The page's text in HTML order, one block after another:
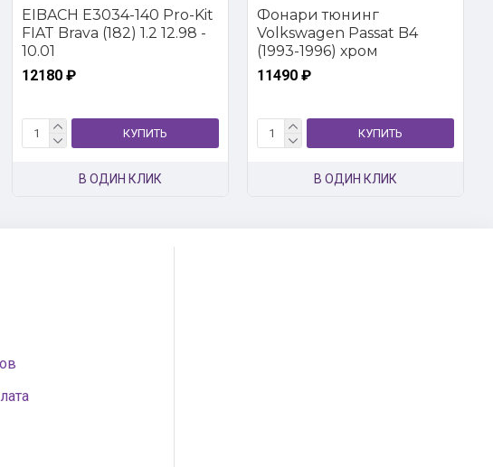
EIBACH E3034-140 Pro-Kit
FIAT Brava (182) 1.2 12.98 -
10.01
12180 ₽
КУПИТЬ
В ОДИН КЛИК
Фонари тюнинг
Volkswagen Passat B4
(1993-1996) хром
11490 ₽
КУПИТЬ
В ОДИН КЛИК